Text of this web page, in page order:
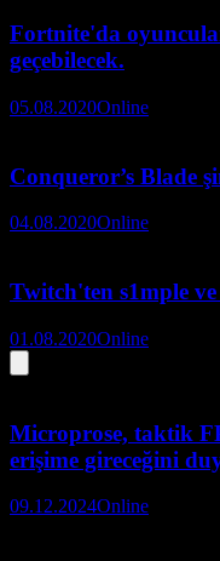
Fortnite'da
geçebilecek.
05.08.2020Online
Conqueror’s Blade
04.08.2020Online
Twitch'ten s1mple
01.08.2020Online
Microprose, taktik
erişime gireceğini
09.12.2024Online